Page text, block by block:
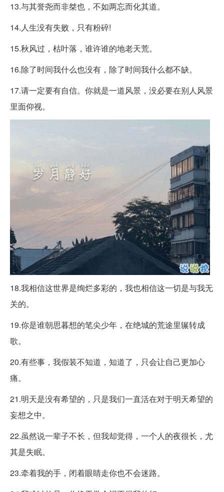
13.与其誉尧而非桀也，不如两忘而化其道。
14.人生没有失败，只有粉碎!
15.秋风过，枯叶落，谁许谁的地老天荒。
16.除了时间我什么也没有，除了时间我什么都不缺。
17.请一定要有自信。你就是一道风景，没必要在别人风景
里面仰视。
18.我相信这世界是绚烂多彩的，我也相信这一切是与我无
关的。
19.你是谁朝思暮想的笔尖少年，在绝城的荒途里辗转成
歌。
20.有些事，我假装不知道，知道了，只会让自己更加心
痛。
21.明天是没有希望的，只是我们一直活在对于明天希望的
妄想之中。
22.虽然说一辈子不长，但我却觉得，一个人的夜很长，尤
其是失眠。
23.牵着我的手，闭着眼睛走你也不会迷路。